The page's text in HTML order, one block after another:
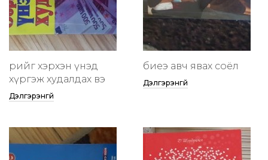
өөрийгөө хэрхэн үнэд
хүргэж худалдах вэ
Дэлгэрэнгүй
биеэ авч явах соёл
Дэлгэрэнгүй